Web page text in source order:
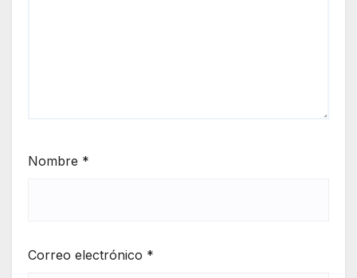
Nombre *
Correo electrónico *